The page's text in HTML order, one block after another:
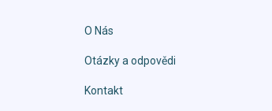
O Nás
Otázky a odpovědi
Kontakt